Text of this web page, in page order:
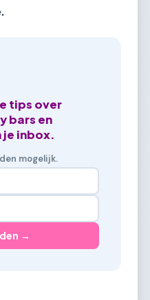
tips over
bars en
je inbox.
mogelijk.
→